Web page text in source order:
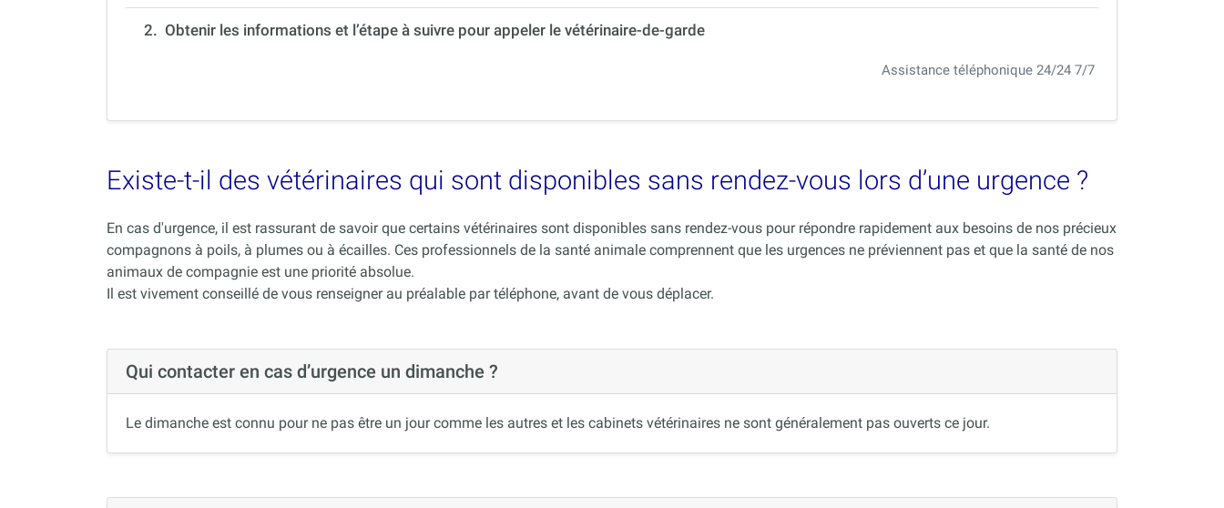
2. Obtenir les informations et l’étape à suivre pour appeler le vétérinaire-de-garde
Assistance téléphonique 24/24 7/7
Existe-t-il des vétérinaires qui sont disponibles sans rendez-vous lors d’une urgence ?
En cas d'urgence, il est rassurant de savoir que certains vétérinaires sont disponibles sans rendez-vous pour répondre rapidement aux besoins de nos précieux
compagnons à poils, à plumes ou à écailles. Ces professionnels de la santé animale comprennent que les urgences ne préviennent pas et que la santé de nos
animaux de compagnie est une priorité absolue.
Il est vivement conseillé de vous renseigner au préalable par téléphone, avant de vous déplacer.
Qui contacter en cas d’urgence un dimanche ?
Le dimanche est connu pour ne pas être un jour comme les autres et les cabinets vétérinaires ne sont généralement pas ouverts ce jour.